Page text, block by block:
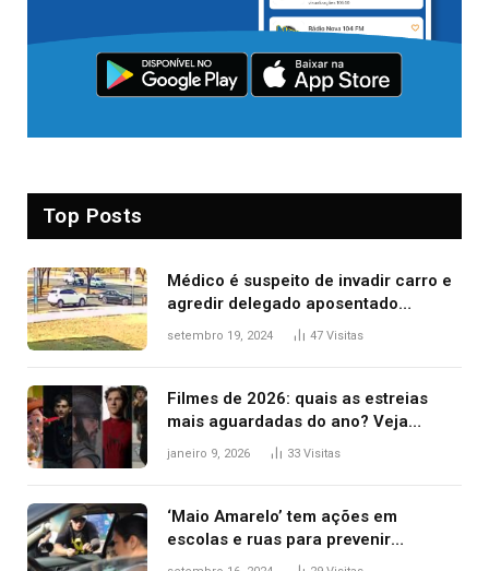
Top Posts
Médico é suspeito de invadir carro e
agredir delegado aposentado
durante confusão no trânsito
setembro 19, 2024 47 Visitas
Filmes de 2026: quais as estreias
mais aguardadas do ano? Veja
principais lançamentos do cinema
janeiro 9, 2026 33 Visitas
‘Maio Amarelo’ tem ações em
escolas e ruas para prevenir
acidentes no trânsito no AP